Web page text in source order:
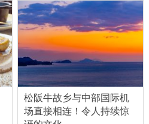
松阪牛故乡与中部国际机
场直接相连！令人持续惊